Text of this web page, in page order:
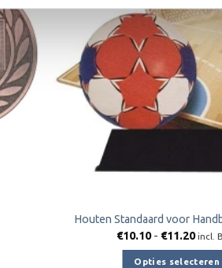
Houten Standaard voor
€10.10 - €11.20
tot
incl.
Opties selecteren